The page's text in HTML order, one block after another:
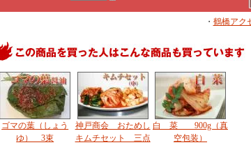
・ 鶴橋アク
ゴマの葉（しょう
ゆ） 3束
神戸商会 おためし
キムチセット 三点
白 菜 900g（真
空包装）